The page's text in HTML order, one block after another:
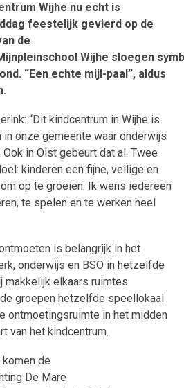
Wijhe nu echt is
feestelijk gevierd op de
de
Wijhe sloegen
“Een echte mijl-paal”, aldus
“Dit kindcentrum in Wijhe is
onze gemeente waar onderwijs
in Olst gebeurt dat al. Twee
kinderen een fijne, veilige en
op te groeien. Ik wens iedereen
te spelen en te werken heel
is belangrijk in het
onderwijs en BSO in hetzelfde
makkelijk elkaars ruimtes
groepen hetzelfde speellokaal
ontmoetingsruimte in het midden
van het kindcentrum.
komen de
De Mare